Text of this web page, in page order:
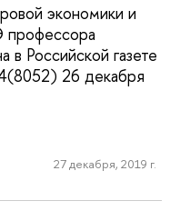
экономики и
в Российской газете
26 декабря
27 декабря, 2019 г.